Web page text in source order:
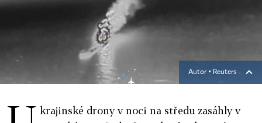
Autor ▪ Reuters
krajinské drony v noci na středu zasáhly v